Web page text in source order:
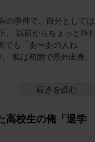
の事件で、自分としては
。 以前からちょっとｸﾚｸ
でも「あ〜あの人ね
私は初婚で県外出身、
続きを読む
高校生の俺「退学